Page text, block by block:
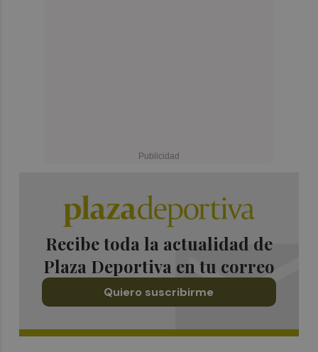
Recibe toda la actualidad de
Plaza Deportiva en tu correo
Quiero suscribirme